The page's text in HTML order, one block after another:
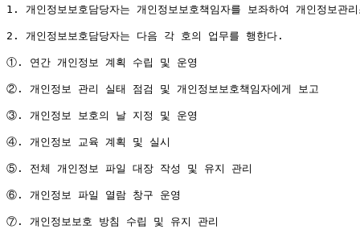
1. 개인정보보호담당자는 개인정보보호책임자를 보좌하여 개인정보관
2. 개인정보보호담당자는 다음 각 호의 업무를 행한다.
①. 연간 개인정보 계획 수립 및 운영
②. 개인정보 관리 실태 점검 및 개인정보보호책임자에게 보고
③. 개인정보 보호의 날 지정 및 운영
④. 개인정보 교육 계획 및 실시
⑤. 전체 개인정보 파일 대장 작성 및 유지 관리
⑥. 개인정보 파일 열람 창구 운영
⑦. 개인정보보호 방침 수립 및 유지 관리